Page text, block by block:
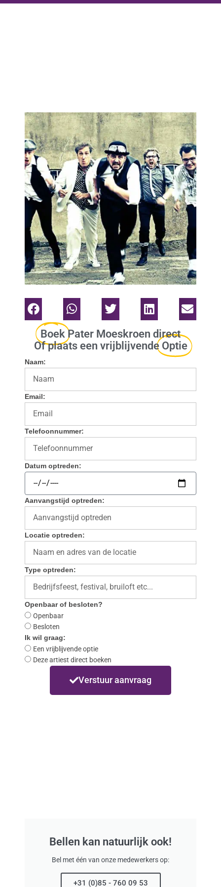
Boek Pater Moeskroen direct
Of plaats een vrijblijvende Optie
Naam:
Email:
Telefoonnummer:
Datum optreden:
Aanvangstijd optreden:
Locatie optreden:
Type optreden:
Openbaar of besloten?
Openbaar
Besloten
Ik wil graag:
Een vrijblijvende optie
Deze artiest direct boeken
Verstuur aanvraag
Bellen kan natuurlijk ook!
Bel met één van onze medewerkers op:
+31 (0)85 - 760 09 53